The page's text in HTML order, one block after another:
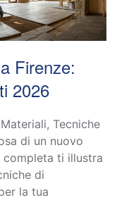
Firenze:
2026
Tecniche
di un nuovo
completa ti illustra
di
la tua